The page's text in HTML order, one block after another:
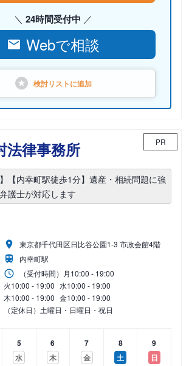
24時間受付中
Webで相談
検討リストに追加
法律事務所 PR
【内幸町駅徒歩1分】遺産・相続問題に強
護士が対応します
東京都千代田区日比谷公園1-3 市政会館4階
内幸町駅
（受付時間） 月10:00 - 19:00
火10:00 - 19:00 水10:00 - 19:00
木10:00 - 19:00 金10:00 - 19:00
（定休日）土曜日・日曜日・祝日
5
水
6
木
7
金
8
土
9
日